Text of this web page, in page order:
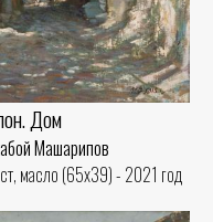
Дом
Машарипов
масло (65x39) - 2021 год